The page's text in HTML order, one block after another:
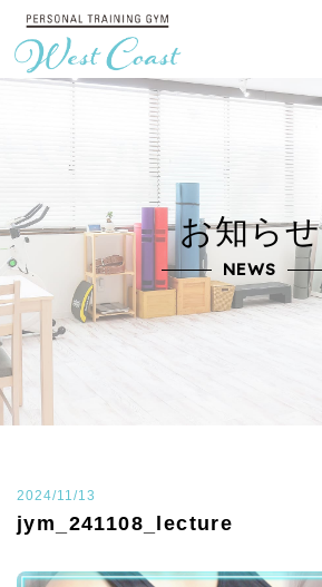
お知らせ
NEWS
2024/11/13
jym_241108_lecture